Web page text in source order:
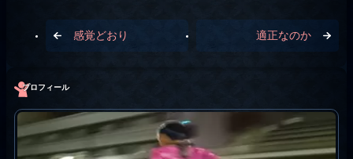
感覚どおり 適正なのか
プロフィール